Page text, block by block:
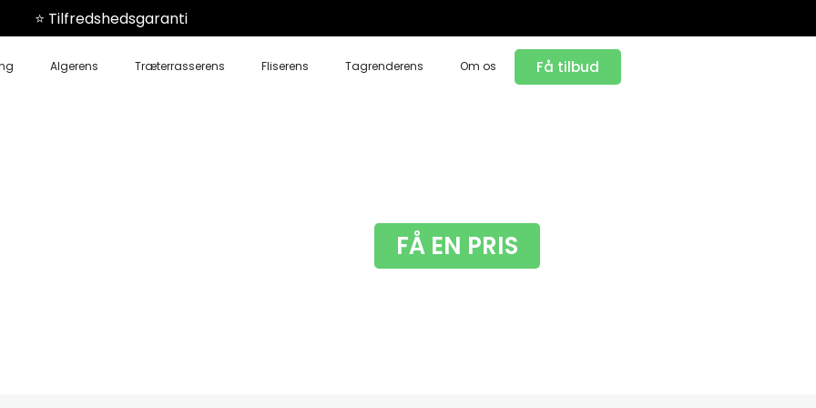
⭐️ Tilfredshedsgaranti
Algerens Træterrasserens Fliserens Tagrenderens Om os Få tilbud
FÅ EN PRIS